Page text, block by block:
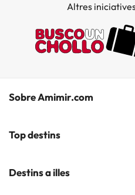
Altres
Sobre Amimir.com
¿Qui som?
Opinions
Top destins
Hotels a Salou
Destins a illes